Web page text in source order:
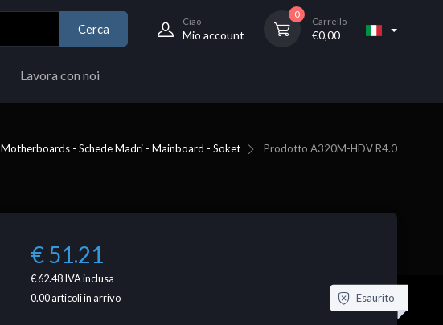
Cerca
Ciao
Mio account
0
Carrello
€0,00
Lavora con noi
Motherboards - Schede Madri - Mainboard - Soket Prodotto A320M-HDV R4.0
€ 51.21
€ 62.48IVA inclusa
0.00articoli in arrivo Esaurito